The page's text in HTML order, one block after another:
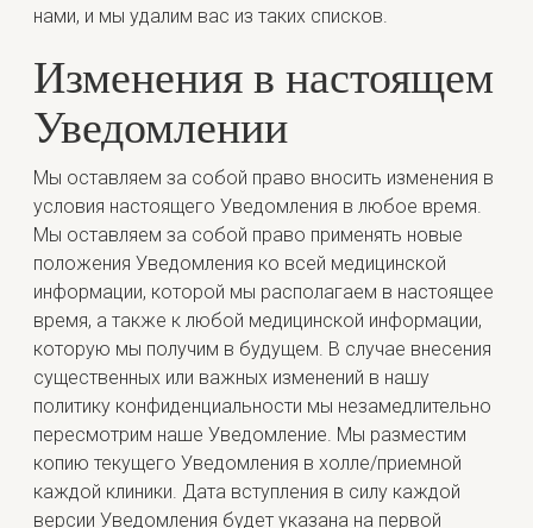
нами, и мы удалим вас из таких списков.
Изменения в настоящем
Уведомлении
Мы оставляем за собой право вносить изменения в
условия настоящего Уведомления в любое время.
Мы оставляем за собой право применять новые
положения Уведомления ко всей медицинской
информации, которой мы располагаем в настоящее
время, а также к любой медицинской информации,
которую мы получим в будущем. В случае внесения
существенных или важных изменений в нашу
политику конфиденциальности мы незамедлительно
пересмотрим наше Уведомление. Мы разместим
копию текущего Уведомления в холле/приемной
каждой клиники. Дата вступления в силу каждой
версии Уведомления будет указана на первой